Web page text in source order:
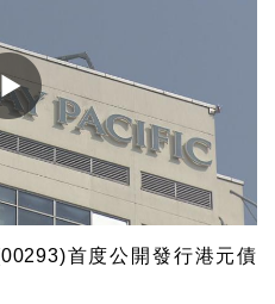
首度公開發行港元債